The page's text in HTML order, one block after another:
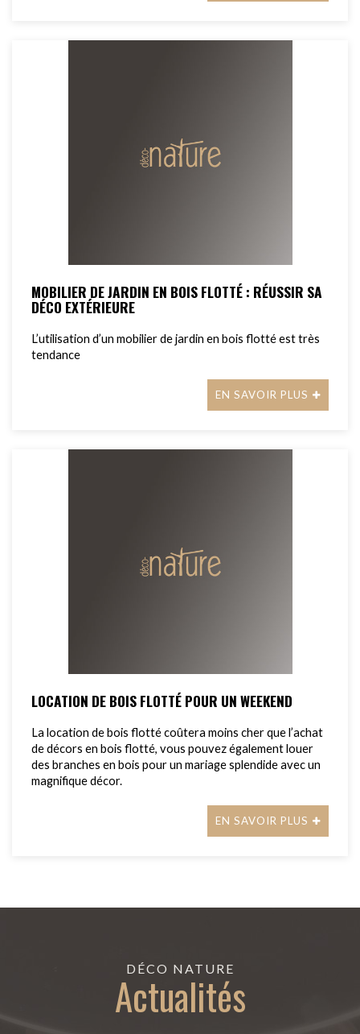
MOBILIER DE JARDIN EN BOIS FLOTTÉ : RÉUSSIR SA
DÉCO EXTÉRIEURE
L’utilisation d’un mobilier de jardin en bois flotté est très
tendance
EN SAVOIR PLUS
LOCATION DE BOIS FLOTTÉ POUR UN WEEKEND
La location de bois flotté coûtera moins cher que l’achat
de décors en bois flotté, vous pouvez également louer
des branches en bois pour un mariage splendide avec un
magnifique décor.
EN SAVOIR PLUS
DÉCO NATURE
Actualités